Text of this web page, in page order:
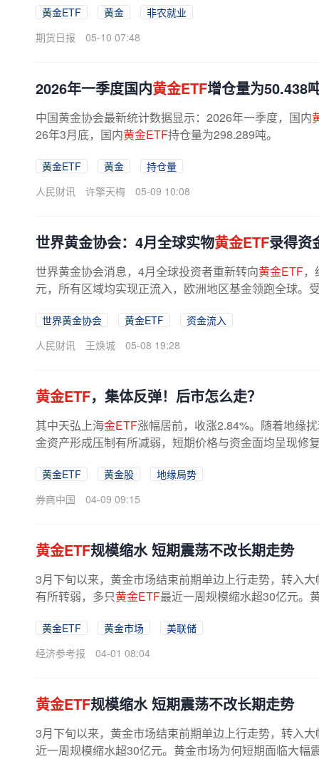
黄金ETF 黄金
非农就业
期货日报
05-10 07:48
2026年一季度国内黄金ETF增仓量为50.438
中国黄金协会最新统计数据显示：2026年一季度，国内
26年3月底，国内黄金ETF持仓量为298.289吨。
黄金ETF 黄金
持仓量
人民财讯
许擎天梅 05-09 10:08
世界黄金协会：4月全球实物黄金ETF录得资
世界黄金协会消息，4月全球投资者重新转向黄金ETF
元，所有区域均实现正流入，欧洲地区基金领跑全球。
世界黄金协会 黄金ETF
资金流入
人民财讯
王焕城 05-08 19:28
黄金ETF，集体反弹！后市怎么走？
其中天弘上海金ETF涨幅居前，收涨2.84%。随着地缘
金资产形成压制有所减弱，短期价格与资金面均呈现修
黄金ETF 黄金股
地缘局势
券商中国
04-09 09:15
黄金ETF规模缩水 短期震荡不改长期走势
3月下旬以来，黄金市场结束前期单边上行走势，转入
有所转弱，多只黄金ETF最近一周规模缩水超30亿元。
黄金ETF 黄金市场
美联储
经济参考报
04-01 08:04
黄金ETF规模缩水 短期震荡不改长期走势
3月下旬以来，黄金市场结束前期单边上行走势，转入
近一周规模缩水超30亿元。黄金市场为何短期面临大幅